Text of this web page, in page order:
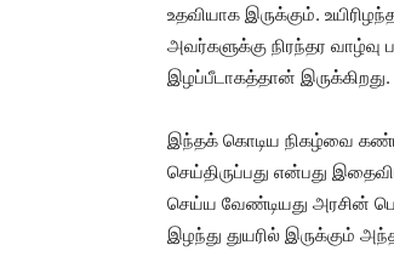
உதவியாக இருக்கும்.
அவர்களுக்கு நிரந்தர வாழ்வு
இழப்பீடாகத்தான் இருக்கிறது.
இந்தக் கொடிய நிகழ்வை
செய்திருப்பது என்பது
செய்ய வேண்டியது அரசின்
இழந்து துயரில் இருக்கும்